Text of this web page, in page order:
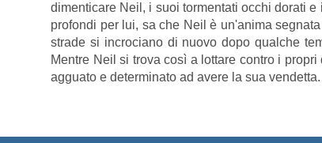
dimenticare Neil, i suoi tormentati occhi dorati
profondi per lui, sa che Neil è un'anima
strade si incrociano di nuovo dopo qualche
Mentre Neil si trova così a lottare contro i
agguato e determinato ad avere la sua